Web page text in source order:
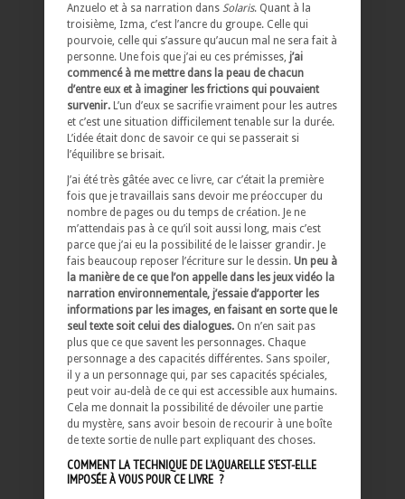
Anzuelo et à sa narration dans Solaris. Quant à la
troisième, Izma, c’est l’ancre du groupe. Celle qui
pourvoie, celle qui s’assure qu’aucun mal ne sera fait à
personne. Une fois que j’ai eu ces prémisses, j’ai
commencé à me mettre dans la peau de chacun
d’entre eux et à imaginer les frictions qui pouvaient
survenir. L’un d’eux se sacrifie vraiment pour les autres
et c’est une situation difficilement tenable sur la durée.
L’idée était donc de savoir ce qui se passerait si
l’équilibre se brisait.
J’ai été très gâtée avec ce livre, car c’était la première
fois que je travaillais sans devoir me préoccuper du
nombre de pages ou du temps de création. Je ne
m’attendais pas à ce qu’il soit aussi long, mais c’est
parce que j’ai eu la possibilité de le laisser grandir. Je
fais beaucoup reposer l’écriture sur le dessin. Un peu à
la manière de ce que l’on appelle dans les jeux vidéo la
narration environnementale, j’essaie d’apporter les
informations par les images, en faisant en sorte que le
seul texte soit celui des dialogues. On n’en sait pas
plus que ce que savent les personnages. Chaque
personnage a des capacités différentes. Sans spoiler,
il y a un personnage qui, par ses capacités spéciales,
peut voir au-delà de ce qui est accessible aux humains.
Cela me donnait la possibilité de dévoiler une partie
du mystère, sans avoir besoin de recourir à une boîte
de texte sortie de nulle part expliquant des choses.
COMMENT LA TECHNIQUE DE L’AQUARELLE S’EST-ELLE
IMPOSÉE À VOUS POUR CE LIVRE ?